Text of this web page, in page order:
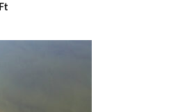
FtÁrtartomány: